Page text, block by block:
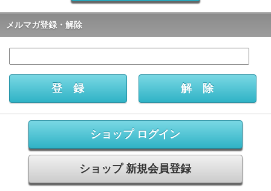
メルマガ登録・解除
ショップ ログイン
ショップ 新規会員登録